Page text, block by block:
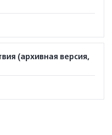
(архивная версия,